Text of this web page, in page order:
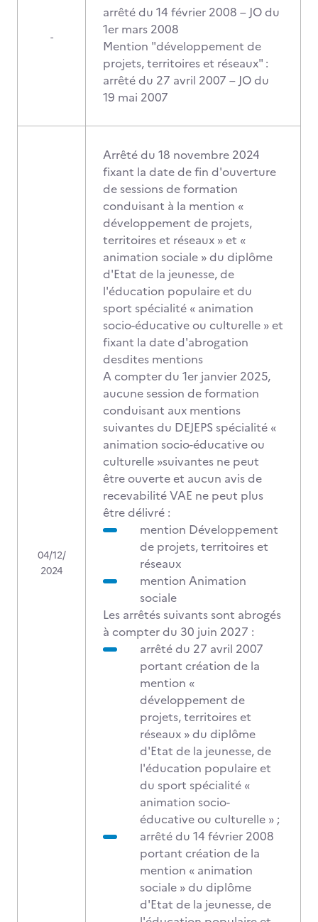
-
arrêté du 14 février 2008 – JO du
1er mars 2008
Mention "développement de
projets, territoires et réseaux" :
arrêté du 27 avril 2007 – JO du
19 mai 2007
04/12/
2024
Arrêté du 18 novembre 2024
fixant la date de fin d'ouverture
de sessions de formation
conduisant à la mention «
développement de projets,
territoires et réseaux » et «
animation sociale » du diplôme
d'Etat de la jeunesse, de
l'éducation populaire et du
sport spécialité « animation
socio-éducative ou culturelle » et
fixant la date d'abrogation
desdites mentions
A compter du 1er janvier 2025,
aucune session de formation
conduisant aux mentions
suivantes du DEJEPS spécialité «
animation socio-éducative ou
culturelle »suivantes ne peut
être ouverte et aucun avis de
recevabilité VAE ne peut plus
être délivré :
mention Développement
de projets, territoires et
réseaux
mention Animation
sociale
Les arrêtés suivants sont abrogés
à compter du 30 juin 2027 :
arrêté du 27 avril 2007
portant création de la
mention «
développement de
projets, territoires et
réseaux » du diplôme
d'Etat de la jeunesse, de
l'éducation populaire et
du sport spécialité «
animation socio-
éducative ou culturelle » ;
arrêté du 14 février 2008
portant création de la
mention « animation
sociale » du diplôme
d'Etat de la jeunesse, de